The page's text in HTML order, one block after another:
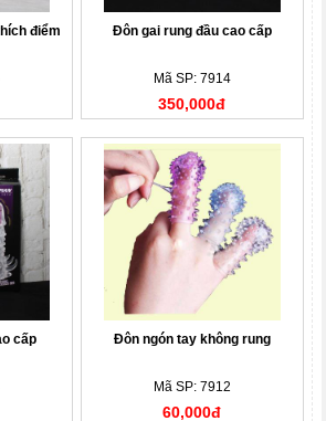
điểm
Đôn gai rung đầu cao cấp
Mã SP: 7914
350,000đ
cấp Đôn ngón tay không rung
Mã SP: 7912
60,000đ